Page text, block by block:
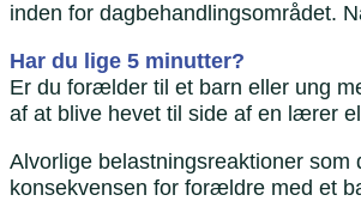
inden for dagbehandlingsområdet.
Har du lige 5 minutter?
Er du forælder til et barn eller ung
af at blive hevet til side af en lærer
Alvorlige belastningsreaktioner
konsekvensen for forældre med et